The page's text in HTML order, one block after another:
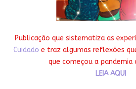
Publicação que sistematiza as
Cuidado e traz algumas reflexões
que começou a pandemia
LEIA AQUI